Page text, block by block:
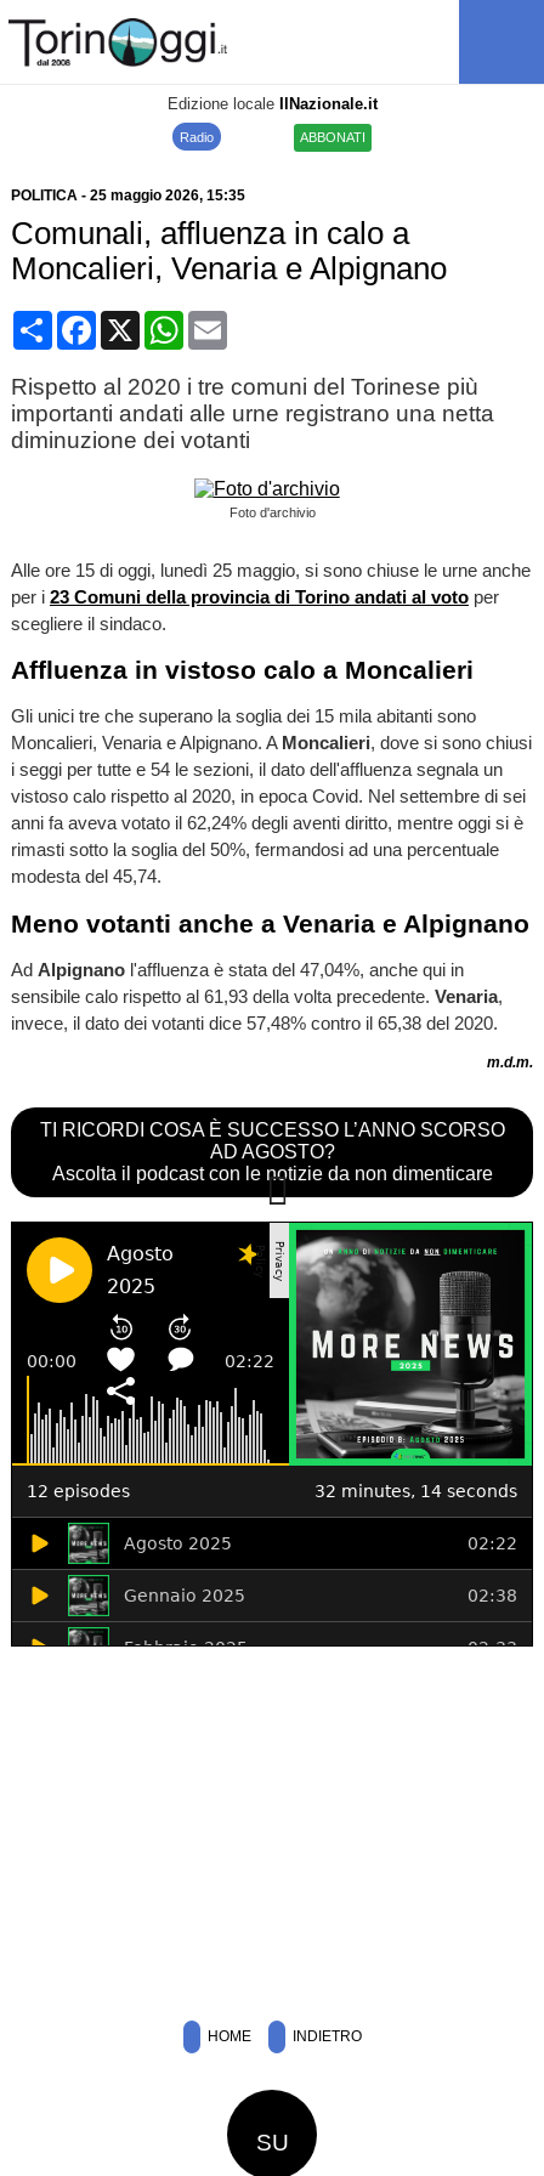
Edizione locale IlNazionale.it
Radio ABBONATI
POLITICA- 25 maggio 2026, 15:35
Comunali, affluenza in calo a
Moncalieri, Venaria e Alpignano
CondividiFacebook
X WhatsApp
Email
Rispetto al 2020 i tre comuni del Torinese più
importanti andati alle urne registrano una netta
diminuzione dei votanti
Foto d'archivio
Alle ore 15 di oggi, lunedì 25 maggio, si sono chiuse le urne anche
per i 23 Comuni della provincia di Torino andati al votoper
scegliere il sindaco.
Affluenza in vistoso calo a Moncalieri
Gli unici tre che superano la soglia dei 15 mila abitanti sono
Moncalieri, Venaria e Alpignano. A Moncalieri, dove si sono chiusi
i seggi per tutte e 54 le sezioni, il dato dell'affluenza segnala un
vistoso calo rispetto al 2020, in epoca Covid. Nel settembre di sei
anni fa aveva votato il 62,24% degli aventi diritto, mentre oggi si è
rimasti sotto la soglia del 50%, fermandosi ad una percentuale
modesta del 45,74.
Meno votanti anche a Venaria e Alpignano
Ad Alpignanol'affluenza è stata del 47,04%, anche qui in
sensibile calo rispetto al 61,93 della volta precedente. Venaria,
invece, il dato dei votanti dice 57,48% contro il 65,38 del 2020.
m.d.m.
TI RICORDI COSA È SUCCESSO L’ANNO SCORSO
AD AGOSTO?
Ascolta il podcast con le notizie da non dimenticare
HOME INDIETRO
SU